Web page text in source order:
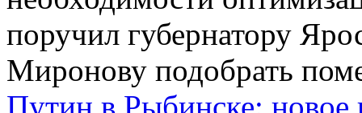
поручил губернатору
Миронову подобрать
Путин в Рыбинске: новое